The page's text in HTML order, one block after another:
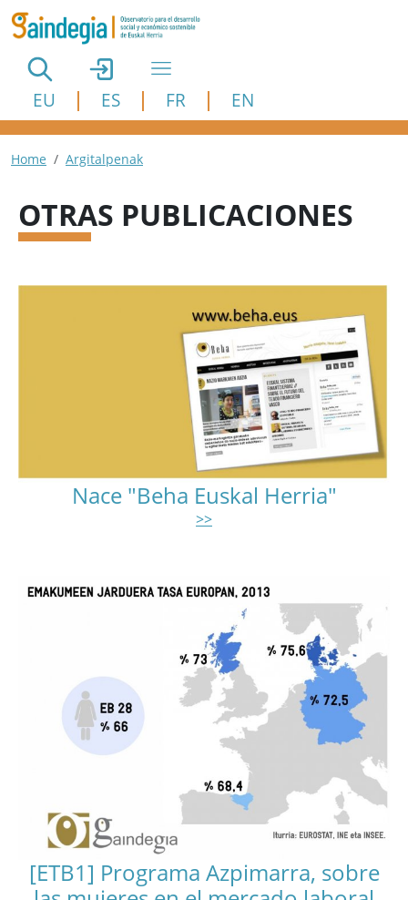
Pasar al contenido principal
EU ES FR EN
Ruta de navegación
Home Argitalpenak
OTRAS PUBLICACIONES
Nace "Beha Euskal Herria"
>>
[ETB1] Programa Azpimarra, sobre